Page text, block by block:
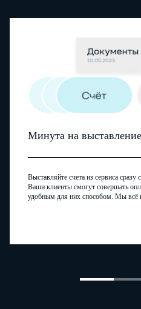
Минута на
Выставляйте счета из сервиса сразу
Ваши клиенты смогут совершать
удобным для них способом. Мы всё